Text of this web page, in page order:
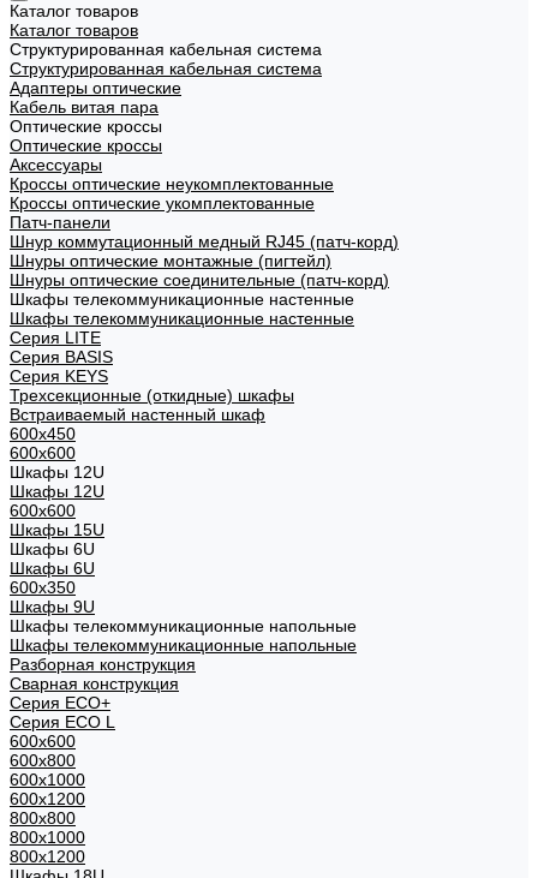
Каталог товаров
Каталог товаров
Структурированная кабельная система
Структурированная кабельная система
Адаптеры оптические
Кабель витая пара
Оптические кроссы
Оптические кроссы
Аксессуары
Кроссы оптические неукомплектованные
Кроссы оптические укомплектованные
Патч-панели
Шнур коммутационный медный RJ45 (патч-корд)
Шнуры оптические монтажные (пигтейл)
Шнуры оптические соединительные (патч-корд)
Шкафы телекоммуникационные настенные
Шкафы телекоммуникационные настенные
Cерия LITE
Cерия BASIS
Cерия KEYS
Трехсекционные (откидные) шкафы
Встраиваемый настенный шкаф
600x450
600x600
Шкафы 12U
Шкафы 12U
600x600
Шкафы 15U
Шкафы 6U
Шкафы 6U
600x350
Шкафы 9U
Шкафы телекоммуникационные напольные
Шкафы телекоммуникационные напольные
Разборная конструкция
Сварная конструкция
Серия ECO+
Серия ECO L
600x600
600x800
600х1000
600х1200
800x800
800х1000
800х1200